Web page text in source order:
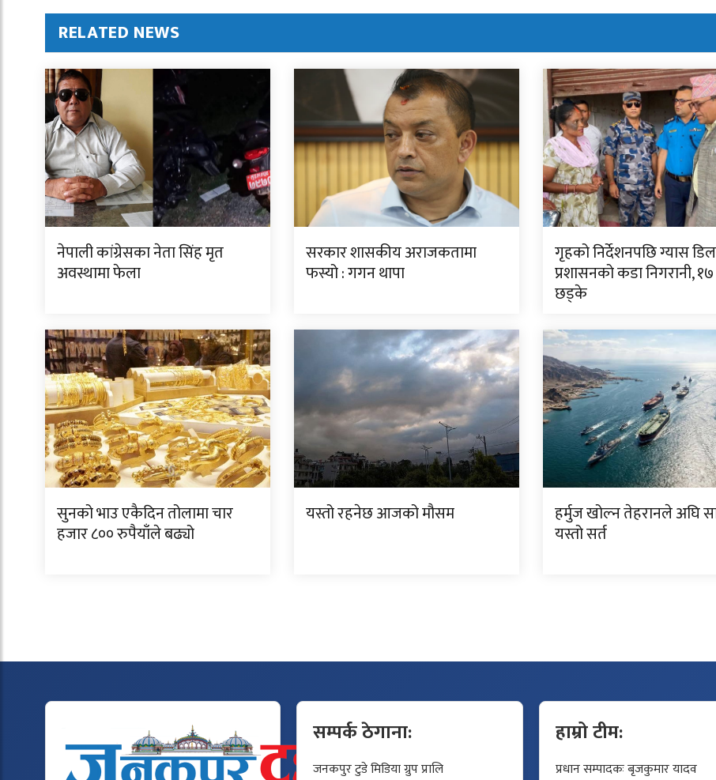
RELATED NEWS
नेपाली कांग्रेसका नेता सिंह मृत
अवस्थामा फेला
सरकार शासकीय अराजकतामा
फस्यो : गगन थापा
गृहको निर्देशनपछि ग्यास
प्रशासनको कडा निगरानी,
छड्के
सुनको भाउ एकैदिन तोलामा चार
हजार ८०० रुपैयाँले बढ्यो
यस्तो रहनेछ आजको मौसम हर्मुज खोल्न तेहरानले अघि
यस्तो सर्त
सम्पर्क ठेगाना:
जनकपुर टुडे मिडिया ग्रुप प्रालि
हाम्रो टीम:
प्रधान सम्पादकः बृजकुमार यादव